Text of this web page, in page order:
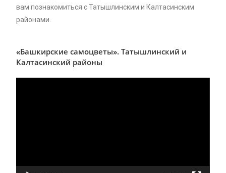
вам познакомиться с Татышлинским и Калтасинским
районами.
«Башкирские самоцветы». Татышлинский и
Калтасинский районы